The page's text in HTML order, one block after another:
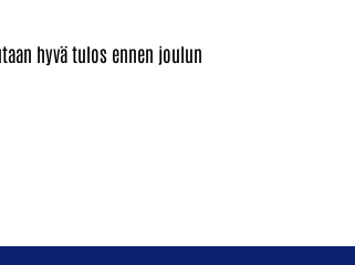
hyvä tulos ennen joulun